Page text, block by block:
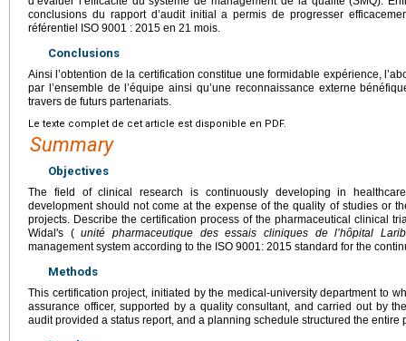
conclusions du rapport d’audit initial a permis de progresser
référentiel ISO 9001 : 2015 en 21 mois.
Conclusions
Ainsi l’obtention de la certification constitue une formidable expérience,
par l’ensemble de l’équipe ainsi qu’une reconnaissance externe
travers de futurs partenariats.
Le texte complet de cet article est disponible en PDF.
Summary
Objectives
The field of clinical research is continuously developing in
development should not come at the expense of the quality of studies or
projects. Describe the certification process of the pharmaceutical clinical
Widal's (unité pharmaceutique des essais cliniques de l’hôpital
management system according to the ISO 9001: 2015 standard for the
Methods
This certification project, initiated by the medical-university department to
assurance officer, supported by a quality consultant, and carried out by
audit provided a status report, and a planning schedule structured the entire